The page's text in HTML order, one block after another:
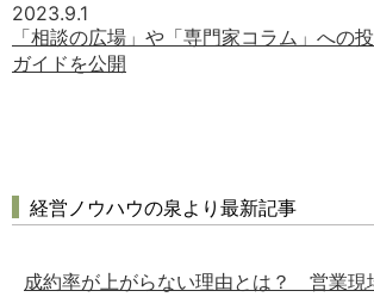
2023.9.1
「相談の広場」や「専門家コラム」への
ガイドを公開
経営ノウハウの泉より最新記事
成約率が上がらない理由とは？ 営業現